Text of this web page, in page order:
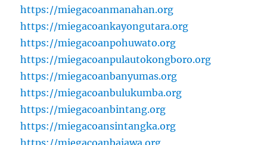
https://miegacoanmanahan.org
https://miegacoankayongutara.org
https://miegacoanpohuwato.org
https://miegacoanpulautokongboro.org
https://miegacoanbanyumas.org
https://miegacoanbulukumba.org
https://miegacoanbintang.org
https://miegacoansintangka.org